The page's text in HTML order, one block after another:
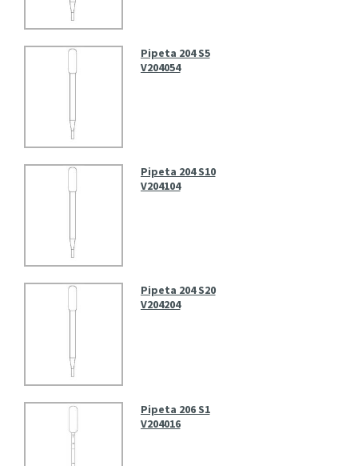
Pipeta 204 S5
V204054
Pipeta 204 S10
V204104
Pipeta 204 S20
V204204
Pipeta 206 S1
V204016